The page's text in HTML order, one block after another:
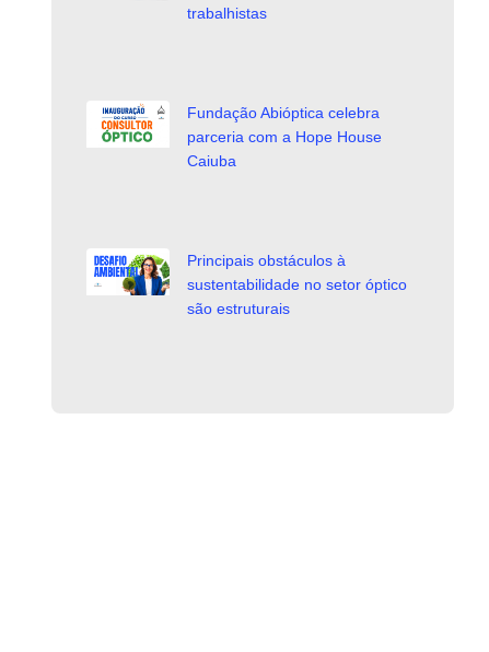
trabalhistas
Fundação Abióptica celebra
parceria com a Hope House
Caiuba
Principais obstáculos à
sustentabilidade no setor óptico
são estruturais